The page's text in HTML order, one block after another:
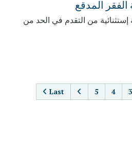
المدقع
من التقدم في الحد من
Last